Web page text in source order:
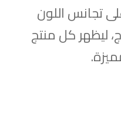
تجانس اللون
ليظهر كل منتج